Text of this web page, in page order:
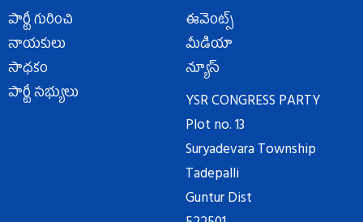
పార్టీ గురించి
నాయకులు
సాధకం
పార్టీ సభ్యులు
ఈవెంట్స్
మీడియా
న్యూస్
YSR CONGRESS PARTY
Plot no. 13
Suryadevara Township
Tadepalli
Guntur Dist